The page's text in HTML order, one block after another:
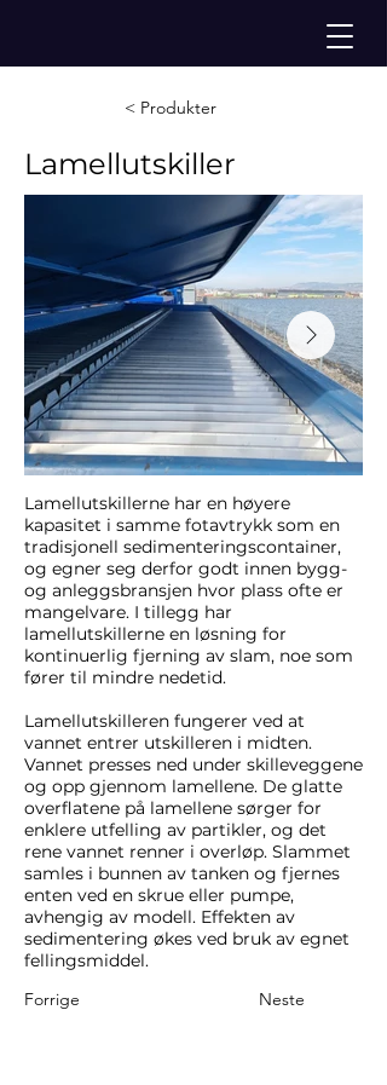
< Produkter
Lamellutskiller
Lamellutskillerne har en høyere
kapasitet i samme fotavtrykk som en
tradisjonell sedimenteringscontainer,
og egner seg derfor godt innen bygg-
og anleggsbransjen hvor plass ofte er
mangelvare. I tillegg har
lamellutskillerne en løsning for
kontinuerlig fjerning av slam, noe som
fører til mindre nedetid.
Lamellutskilleren fungerer ved at
vannet entrer utskilleren i midten.
Vannet presses ned under skilleveggene
og opp gjennom lamellene. De glatte
overflatene på lamellene sørger for
enklere utfelling av partikler, og det
rene vannet renner i overløp. Slammet
samles i bunnen av tanken og fjernes
enten ved en skrue eller pumpe,
avhengig av modell. Effekten av
sedimentering økes ved bruk av egnet
fellingsmiddel.
Forrige
Neste